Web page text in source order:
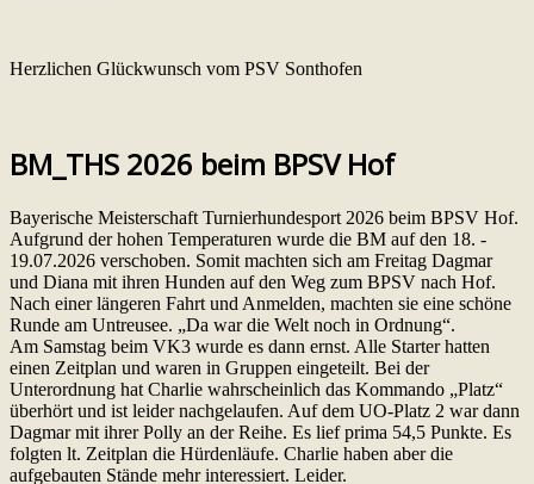
Herzlichen Glückwunsch vom PSV Sonthofen
BM_THS 2026 beim BPSV Hof
Bayerische Meisterschaft Turnierhundesport 2026 beim BPSV Hof.
Aufgrund der hohen Temperaturen wurde die BM auf den 18. -
19.07.2026 verschoben. Somit machten sich am Freitag Dagmar
und Diana mit ihren Hunden auf den Weg zum BPSV nach Hof.
Nach einer längeren Fahrt und Anmelden, machten sie eine schöne
Runde am Untreusee. „Da war die Welt noch in Ordnung“.
Am Samstag beim VK3 wurde es dann ernst. Alle Starter hatten
einen Zeitplan und waren in Gruppen eingeteilt. Bei der
Unterordnung hat Charlie wahrscheinlich das Kommando „Platz“
überhört und ist leider nachgelaufen. Auf dem UO-Platz 2 war dann
Dagmar mit ihrer Polly an der Reihe. Es lief prima 54,5 Punkte. Es
folgten lt. Zeitplan die Hürdenläufe. Charlie haben aber die
aufgebauten Stände mehr interessiert. Leider.